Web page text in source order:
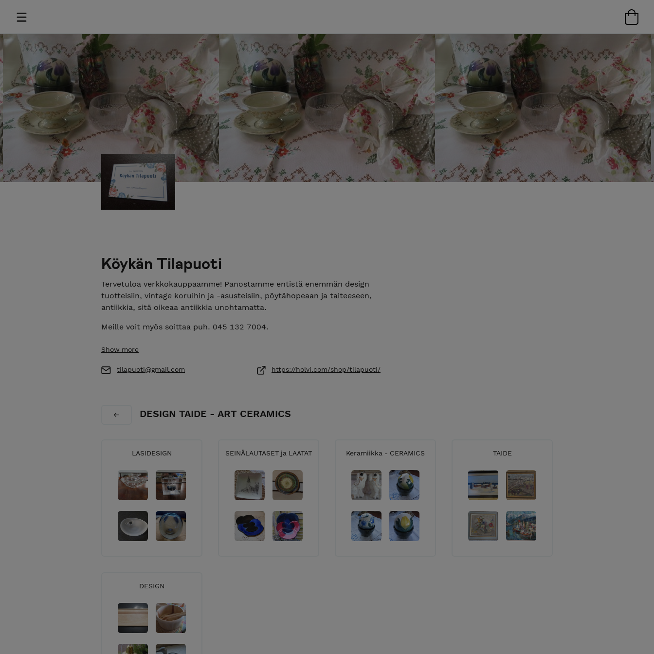
Köykän Tilapuoti
Tervetuloa verkkokauppaamme! Panostamme entistä enemmän design
tuotteisiin, vintage koruihin ja -asusteisiin, pöytähopeaan ja taiteeseen,
antiikkia, sitä oikeaa antiikkia unohtamatta.
Meille voit myös soittaa puh. 045 132 7004.
Varasto sijaitsee Eurajoella, osoite on Lapintie 431 B, 27100 Eurajoki Meiltä
etukäteen.
Verkkokaupassamme on helppo asioida. Yhdellä istumisella hoidat asiasi
alusta loppuun. Annetut asiakastiedot jäävät meille, niitä ei luovuteta
Toimitamme tilaukset pääasiassa Matkahuollon/Postin kuljetuksella. Näet
noudattavat pääosin Suomen Postin hinnastoa.
Myyntialue - kaikkialle Postin ja Matkahuollon tms. välityksellä.
Isompien huonekalujen kohdalla hinta EI sisällä rahtia.
Parhaiten tavoittaa sähköpostilla: tilapuoti@gmail.com.
Show more
tilapuoti@gmail.com https://holvi.com/shop/tilapuoti/
DESIGN TAIDE - ART CERAMICS
LASIDESIGN SEINÄLAUTASET ja LAATAT Keramiikka - CERAMICS TAIDE
DESIGN